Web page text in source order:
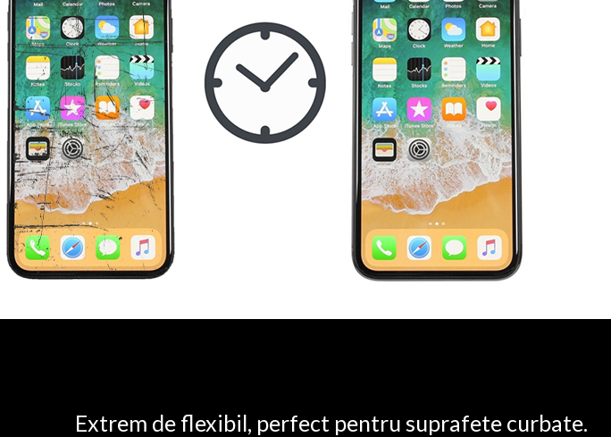
Extrem de flexibil, perfect pentru suprafete curbate.